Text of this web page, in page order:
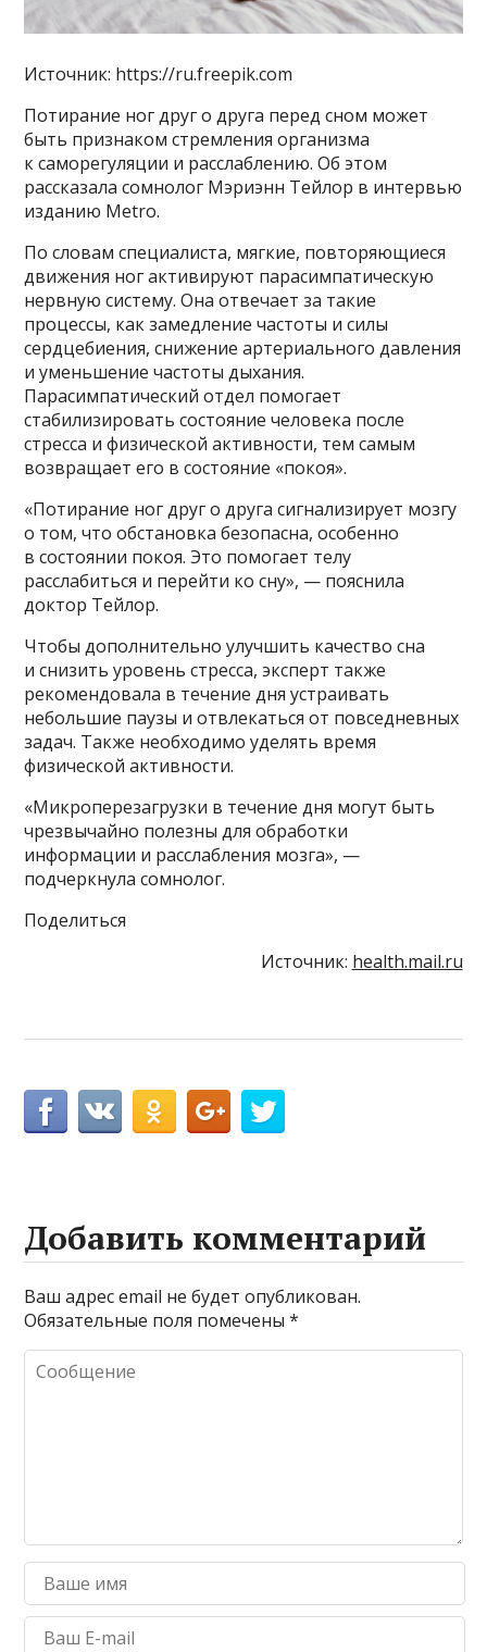
Источник: https://ru.freepik.com
Потирание ног друг о друга перед сном может
быть признаком стремления организма
к саморегуляции и расслаблению. Об этом
рассказала сомнолог Мэриэнн Тейлор в интервью
изданию Metro.
По словам специалиста, мягкие, повторяющиеся
движения ног активируют парасимпатическую
нервную систему. Она отвечает за такие
процессы, как замедление частоты и силы
сердцебиения, снижение артериального давления
и уменьшение частоты дыхания.
Парасимпатический отдел помогает
стабилизировать состояние человека после
стресса и физической активности, тем самым
возвращает его в состояние «покоя».
«Потирание ног друг о друга сигнализирует мозгу
о том, что обстановка безопасна, особенно
в состоянии покоя. Это помогает телу
расслабиться и перейти ко сну», — пояснила
доктор Тейлор.
Чтобы дополнительно улучшить качество сна
и снизить уровень стресса, эксперт также
рекомендовала в течение дня устраивать
небольшие паузы и отвлекаться от повседневных
задач. Также необходимо уделять время
физической активности.
«Микроперезагрузки в течение дня могут быть
чрезвычайно полезны для обработки
информации и расслабления мозга», —
подчеркнула сомнолог.
Поделиться
Источник: health.mail.ru
Добавить комментарий
Ваш адрес email не будет опубликован.
Обязательные поля помечены*